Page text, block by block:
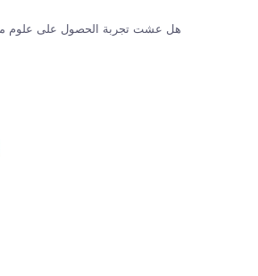
هل عشت تجربة الحصول على علوم